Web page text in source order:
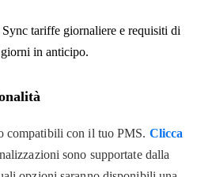
tariffe giornaliere e requisiti di
in anticipo.
compatibili con il tuo PMS. Clicca
sono supportate dalla